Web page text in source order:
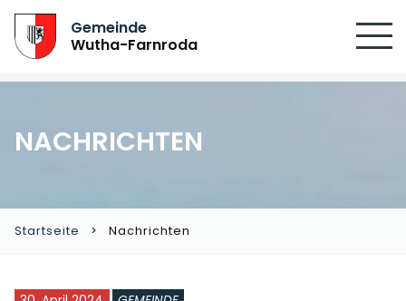
Gemeinde
Wutha-Farnroda
NACHRICHTEN
Startseite Nachrichten